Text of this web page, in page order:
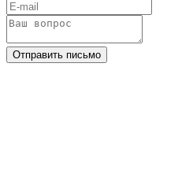
Отправить письмо